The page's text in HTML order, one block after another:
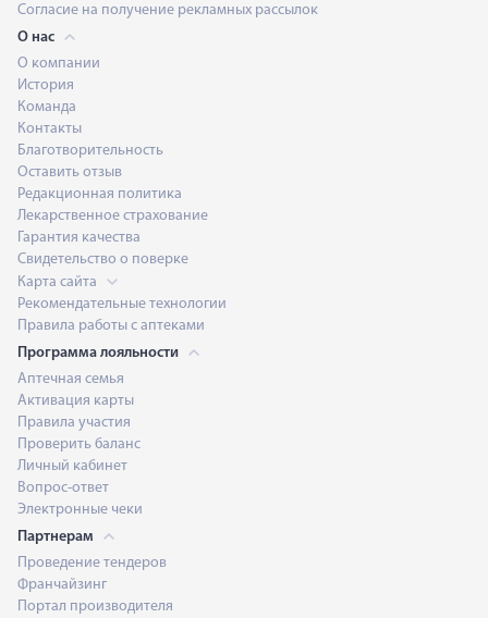
Согласие на получение рекламных рассылок
О нас
О компании
История
Команда
Контакты
Благотворительность
Оставить отзыв
Редакционная политика
Лекарственное страхование
Гарантия качества
Свидетельство о поверке
Карта сайта
Рекомендательные технологии
Правила работы с аптеками
Программа лояльности
Аптечная семья
Активация карты
Правила участия
Проверить баланс
Личный кабинет
Вопрос-ответ
Электронные чеки
Партнерам
Проведение тендеров
Франчайзинг
Портал производителя